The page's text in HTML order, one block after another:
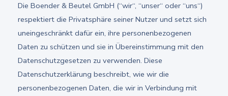
Die Boender & Beutel GmbH (“wir“, “unser“ oder “uns“)
respektiert die Privatsphäre seiner Nutzer und setzt sich
uneingeschränkt dafür ein, ihre personenbezogenen
Daten zu schützen und sie in Übereinstimmung mit den
Datenschutzgesetzen zu verwenden. Diese
Datenschutzerklärung beschreibt, wie wir die
personenbezogenen Daten, die wir in Verbindung mit